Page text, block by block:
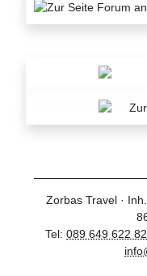
Zorbas Travel ·
Tel: 089 649 622